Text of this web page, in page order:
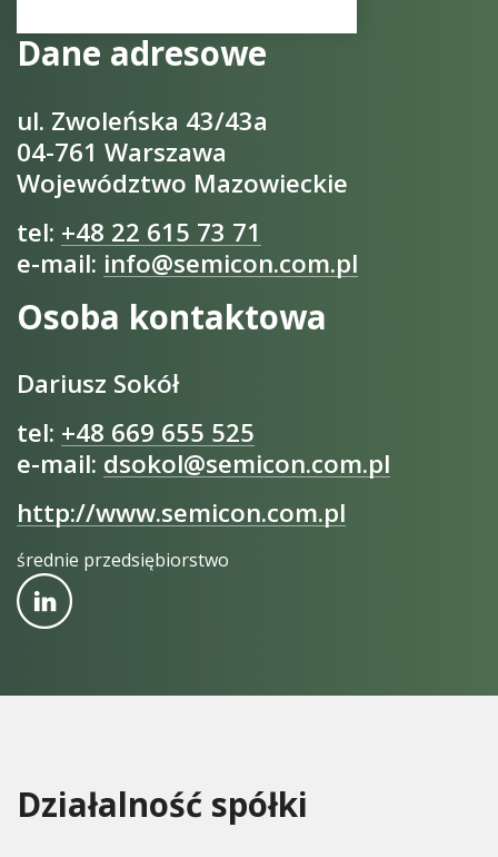
Dane adresowe
ul. Zwoleńska 43/43a
04-761 Warszawa
Województwo Mazowieckie
tel: +48 22 615 73 71
e-mail: info@semicon.com.pl
Osoba kontaktowa
Dariusz Sokół
tel: +48 669 655 525
e-mail: dsokol@semicon.com.pl
http://www.semicon.com.pl
średnie przedsiębiorstwo
Działalność spółki